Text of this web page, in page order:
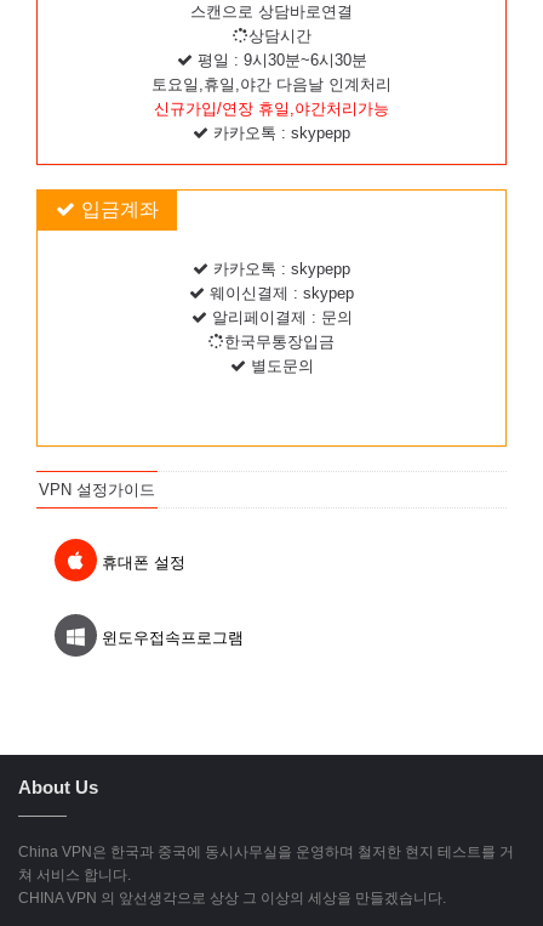
스캔으로 상담바로연결
상담시간
평일 : 9시30분~6시30분
토요일,휴일,야간 다음날 인계처리
신규가입/연장 휴일,야간처리가능
카카오톡 : skypepp
입금계좌
카카오톡 : skypepp
웨이신결제 : skypep
알리페이결제 : 문의
한국무통장입금
별도문의
VPN 설정가이드
휴대폰 설정
윈도우접속프로그램
About Us
China VPN은 한국과 중국에 동시사무실을 운영하며 철저한 현지 테스트를 거
쳐 서비스 합니다.
CHINA VPN 의 앞선생각으로 상상 그 이상의 세상을 만들겠습니다.